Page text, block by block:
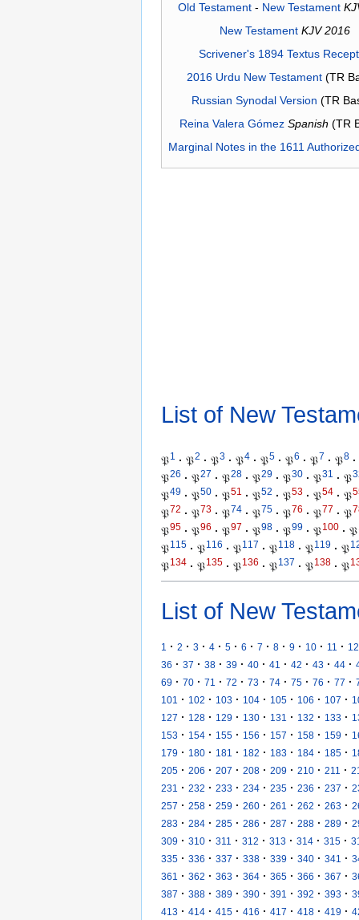
Old Testament- New Testament
New Testament KJV 2016
Scrivener's 1894 Textus
2016 Urdu New Testament(TR
Russian Synodal Version (TR
Reina Valera Gómez Spanish (TR
Marginal Notes in the 1611
List of New
𝔓1 · 𝔓2 · 𝔓3 · 𝔓4 · 𝔓5 · 𝔓6 · 𝔓7 · 𝔓8 ·
𝔓26 · 𝔓27 · 𝔓28 · 𝔓29 · 𝔓30 · 𝔓31 · 𝔓
𝔓49 · 𝔓50 · 𝔓51 · 𝔓52 · 𝔓53 · 𝔓54 · 𝔓
𝔓72 · 𝔓73 · 𝔓74 · 𝔓75 · 𝔓76 · 𝔓77 · 𝔓
𝔓95 · 𝔓96 · 𝔓97 · 𝔓98 · 𝔓99 · 𝔓100 · 𝔓
𝔓115 · 𝔓116 · 𝔓117 · 𝔓118 · 𝔓119 · 𝔓
𝔓134 · 𝔓135 · 𝔓136 · 𝔓137 · 𝔓138 · 𝔓
List of New
1 · 2 · 3 · 4 · 5 · 6 · 7 · 8 · 9 · 10 · 11 · 12
36 · 37 · 38 · 39 · 40 · 41 · 42 · 43 · 44 ·
69 · 70 · 71 · 72 · 73 · 74 · 75 · 76 · 77 ·
101
· 102 · 103 · 104 · 105 · 106 · 107 ·
127 · 128 · 129 · 130 · 131 · 132 · 133 ·
153 · 154 · 155 · 156 · 157 · 158 · 159 ·
179 · 180 · 181 · 182 · 183 · 184 · 185 ·
205 · 206 · 207 · 208 · 209 · 210 · 211 ·
231
· 232 · 233 · 234 · 235 · 236 · 237 ·
257 · 258 · 259 · 260 · 261 · 262 · 263 ·
283 · 284 · 285 · 286 · 287 · 288 · 289 ·
309 · 310 · 311 · 312 · 313 · 314 · 315 ·
335 · 336 · 337 · 338 · 339 · 340 · 341 ·
361
· 362 · 363 · 364 · 365 · 366 · 367 ·
387 · 388 · 389 · 390 · 391 · 392 · 393 ·
413 · 414 · 415 · 416 · 417 · 418 · 419 ·